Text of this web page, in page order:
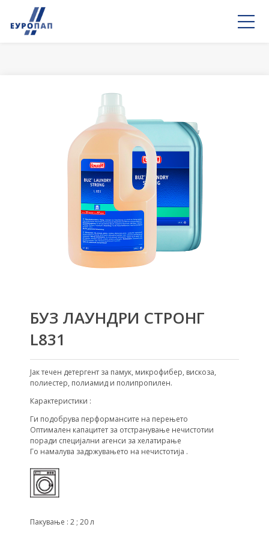
БУЗ ЛАУНДРИ СТРОНГ
L831
Јак течен детергент за памук, микрофибер, вискоза,
полиестер, полиамид и полипропилен.
Карактеристики :
Ги подобрува перформансите на перењето
Оптимален капацитет за отстранување нечистотии
поради специјални агенси за хелатирање
Го намалува задржувањето на нечистотија .
Пакување : 2 ; 20 л